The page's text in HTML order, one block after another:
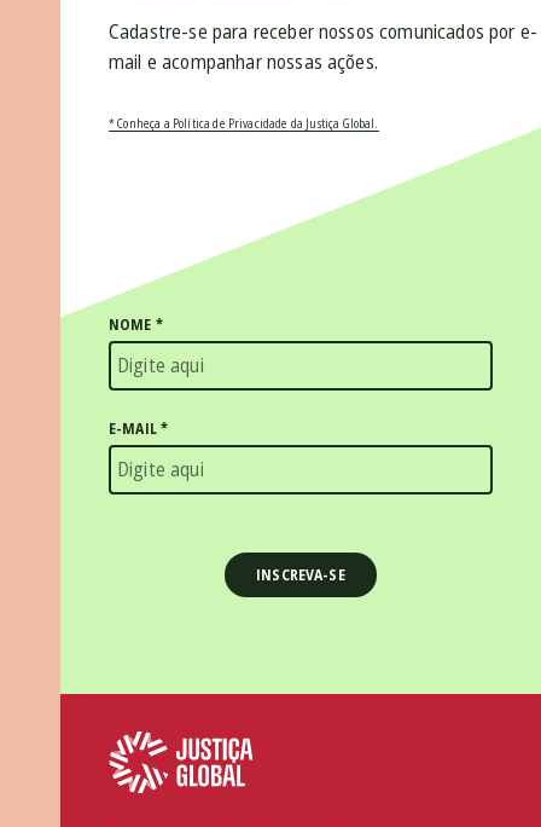
Cadastre-se para receber nossos comunicados por e-
mail e acompanhar nossas ações.
* Conheça a Política de Privacidade da Justiça Global.
NOME *
E-MAIL*